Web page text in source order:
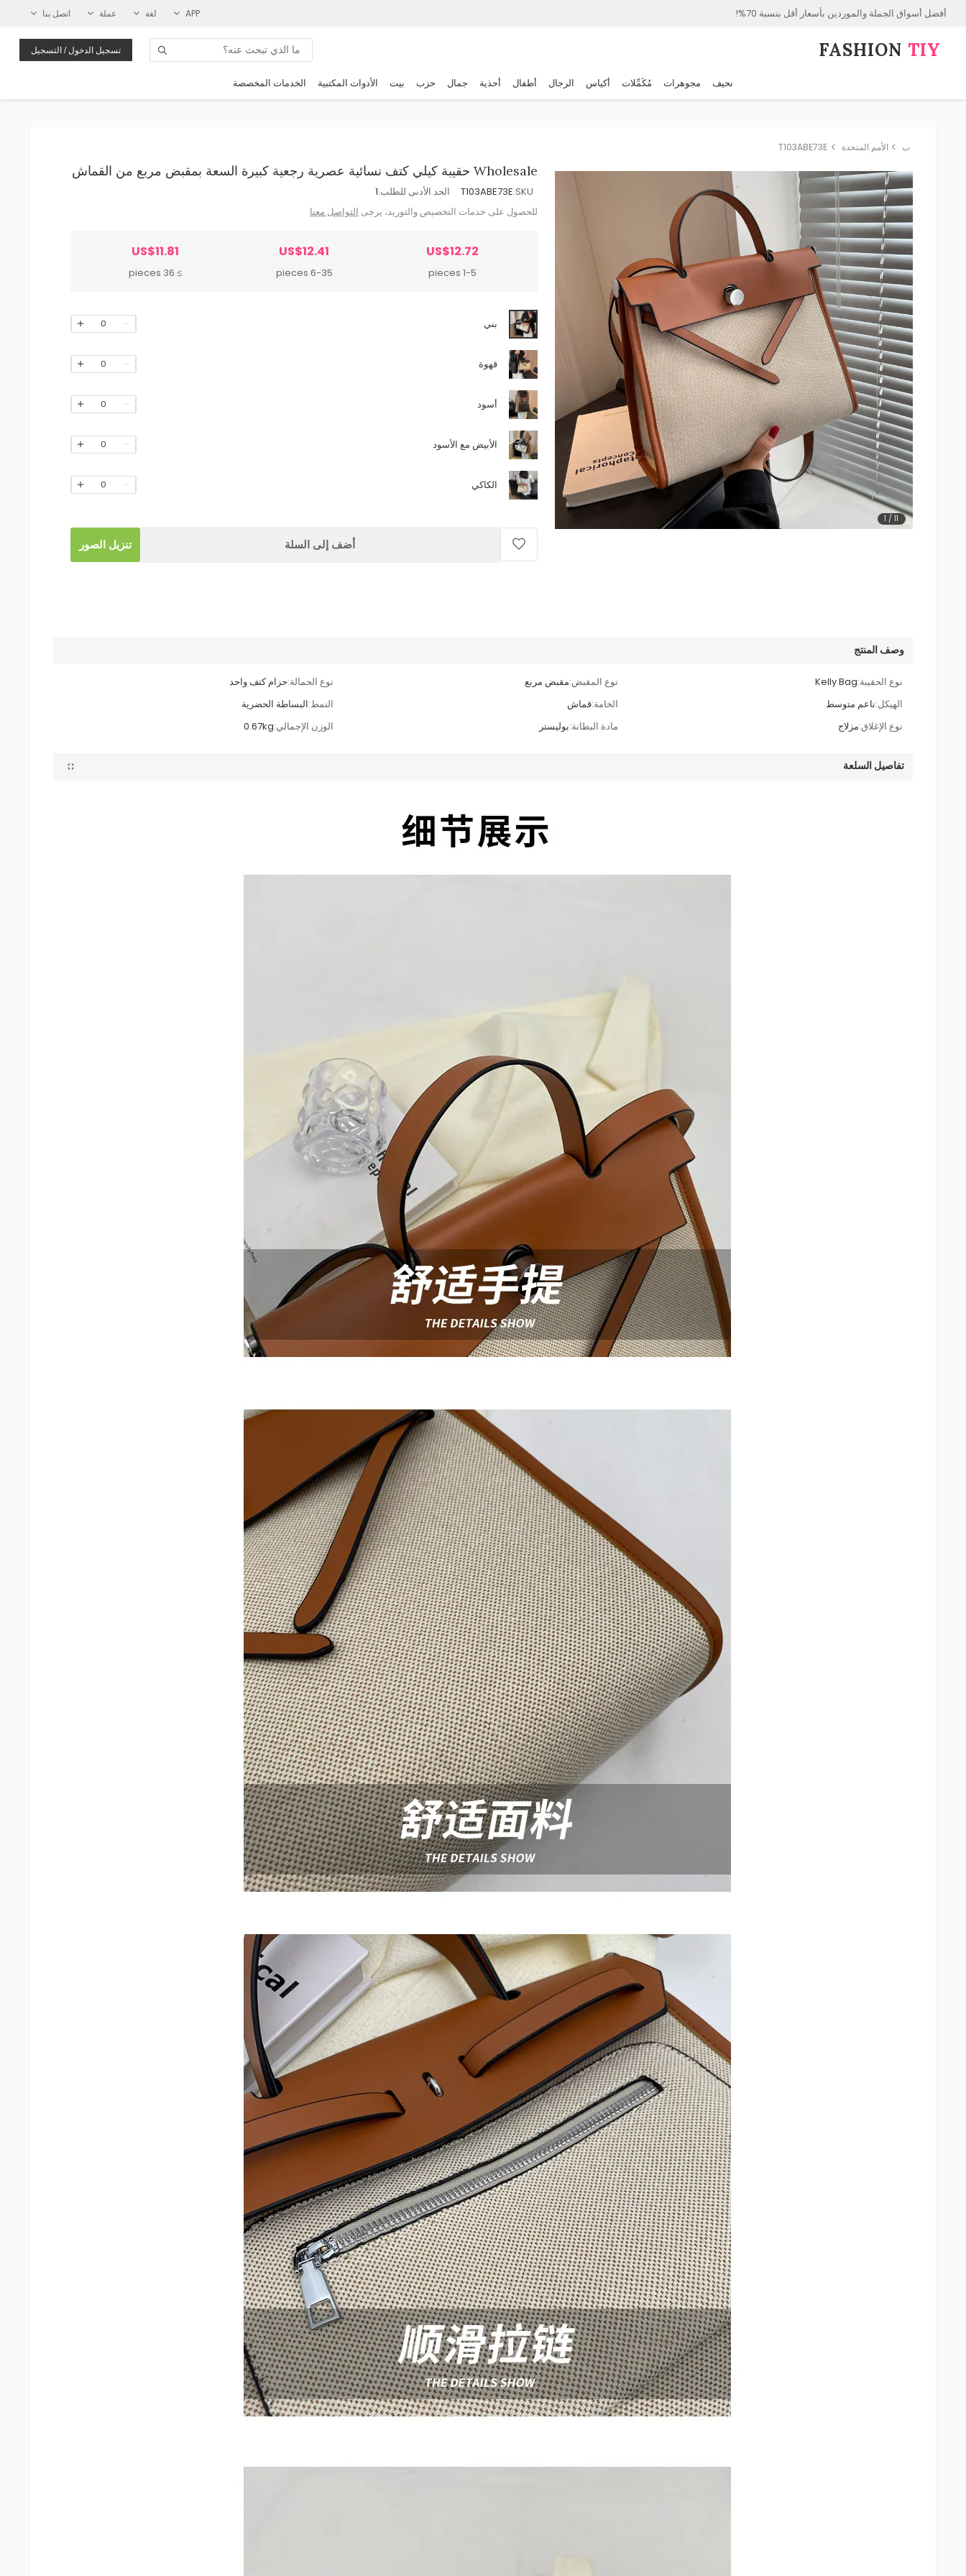
أفضل أسواق الجملة والموردين بأسعار أقل بنسبة 70%! APP لغة عملة اتصل بنا
FASHION⁠ TIY تسجيل الدخول / التسجيل
نحيف مجوهرات مُكَمِّلات أكياس الرجال أطفال أحذية جمال حزب بيت الأدوات المكتبية الخدمات المخصصة
ب الأمم المتحدة T103ABE73E
1 /11
Wholesale حقيبة كيلي كتف نسائية عصرية رجعية كبيرة السعة بمقبض مربع من القماش
SKU:
T103ABE73E الحد الأدنى للطلب:1
للحصول على خدمات التخصيص والتوريد، يرجى التواصل معنا
US$12.72
1-5 pieces
US$12.41
6-35 pieces
US$11.81
≥ 36 pieces
بني 0
قهوة 0
أسود 0
الأبيض مع الأسود 0
الكاكي 0
أضف إلى السلة تنزيل الصور
وصف المنتج
نوع الحقيبة:Kelly Bag نوع المقبض:مقبض مربع نوع الحمالة:حزام كتف واحد
الهيكل:ناعم متوسط الخامة:قماش النمط:البساطة الحضرية
نوع الإغلاق:مزلاج مادة البطانة:بوليستر الوزن الإجمالي:0.67kg
تفاصيل السلعة